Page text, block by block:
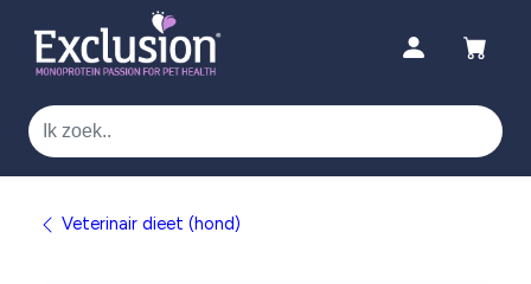
Veterinair dieet (hond)